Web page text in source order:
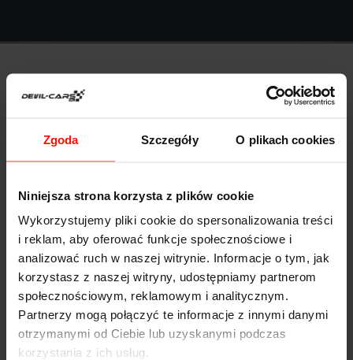
Zgoda Szczegóły O plikach cookies
Niniejsza strona korzysta z plików cookie
Wykorzystujemy pliki cookie do spersonalizowania treści
i reklam, aby oferować funkcje społecznościowe i
analizować ruch w naszej witrynie. Informacje o tym, jak
korzystasz z naszej witryny, udostępniamy partnerom
społecznościowym, reklamowym i analitycznym.
Partnerzy mogą połączyć te informacje z innymi danymi
otrzymanymi od Ciebie lub uzyskanymi podczas
korzystania z ich usług.
Bardzo przystępne ceny i duży wybór sportowych
samochodów. Polecili mi Was znajomi i nie żałuję.
Znalazłam super prezent!